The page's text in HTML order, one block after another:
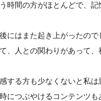
時間の方がほとんどで、
にはまた起き上がったので
、人との関わりがあって
する方も少なくないと私は
につぶやけるコンテンツも